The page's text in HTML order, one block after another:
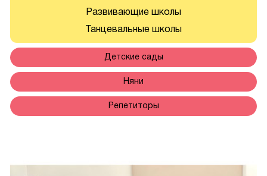
Развивающие школы
Танцевальные школы
Детские сады
Няни
Репетиторы
Преимущества спортивных школ
В последние годы спортивные школы приобрели огромную